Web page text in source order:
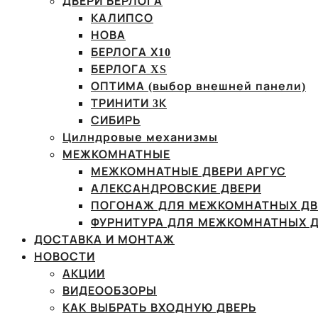
КАЛИПСО
НОВА
БЕРЛОГА Х10
БЕРЛОГА XS
ОПТИМА (выбор внешней панели)
ТРИНИТИ 3К
СИБИРЬ
Цилндровые механизмы
МЕЖКОМНАТНЫЕ
МЕЖКОМНАТНЫЕ ДВЕРИ АРГУС
АЛЕКСАНДРОВСКИЕ ДВЕРИ
ПОГОНАЖ ДЛЯ МЕЖКОМНАТНЫХ
ФУРНИТУРА ДЛЯ МЕЖКОМНАТНЫХ
ДОСТАВКА И МОНТАЖ
НОВОСТИ
АКЦИИ
ВИДЕООБЗОРЫ
КАК ВЫБРАТЬ ВХОДНУЮ ДВЕРЬ